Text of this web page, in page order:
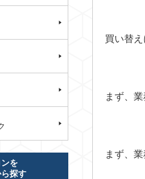
買い替
まず、
まず、
を
探す